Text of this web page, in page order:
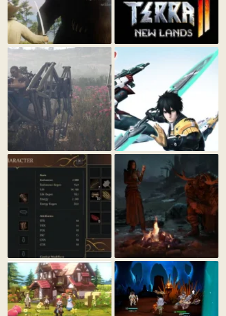
pOJ2V50_1_.webp
68.2 KБ · Просмотры: 307
11.6 KБ · Просмотры: 256
5TPAvY8_1_.webp
80.6 KБ · Просмотры: 305
Xap5MRu_1_.webp
66.9 KБ · Просмотры: 294
b3ZGXtU_1_.webp
23.7 KБ · Просмотры: 283
8OHMdzo_1_.webp
27.4 KБ · Просмотры: 478